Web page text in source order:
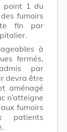
point 1 du
fumoirs
fin par
à
fermés,
par
devra être
aménagé
n’atteigne
fumoirs
patients